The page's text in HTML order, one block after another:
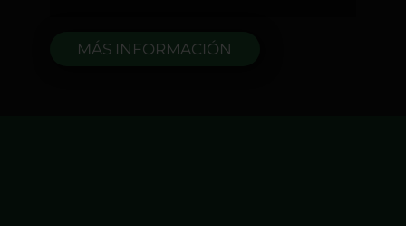
MÁS INFORMACIÓN